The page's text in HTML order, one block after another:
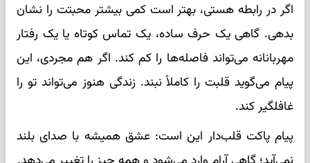
اگر در رابطه هستی، بهتر است کمی بیشتر محبتت را نشان
بدهی. گاهی یک حرف ساده، یک تماس کوتاه یا یک رفتار
مهربانانه می‌تواند فاصله‌ها را کم کند. اگر هم مجردی، این
پیام می‌گوید قلبت را کاملاً نبند. زندگی هنوز می‌تواند تو را
غافلگیر کند.
پیام پاکت قلب‌دار این است: عشق همیشه با صدای بلند